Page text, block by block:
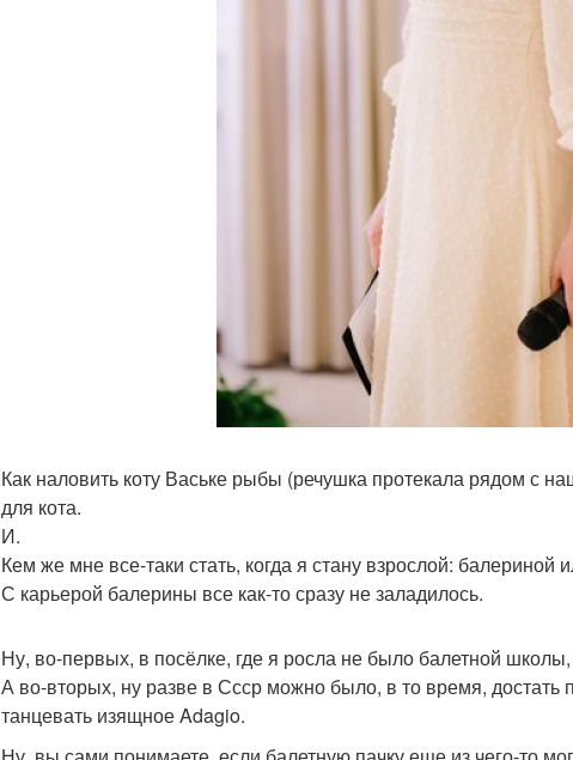
Как наловить коту Ваське рыбы (речушка протекала рядом с
для кота.
И.
Кем же мне все-таки стать, когда я стану взрослой: балериной
С карьерой балерины все как-то сразу не заладилось.
Ну, во-первых, в посёлке, где я росла не было балетной школы,
А во-вторых, ну разве в Ссср можно было, в то время, достать
танцевать изящное Adagio.